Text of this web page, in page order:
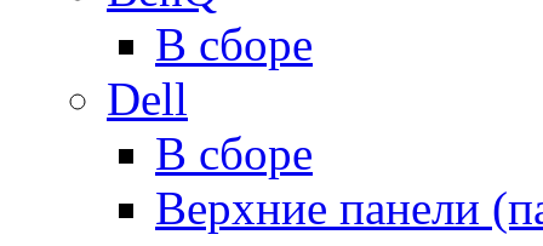
В сборе
Dell
В сборе
Верхние панели